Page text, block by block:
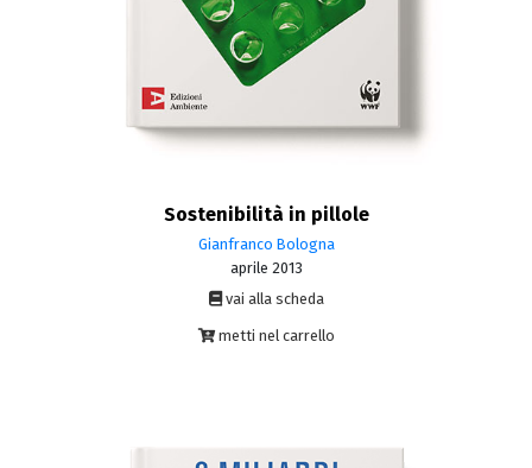
Sostenibilità in pillole
Gianfranco Bologna
aprile 2013
vai alla scheda
metti nel carrello